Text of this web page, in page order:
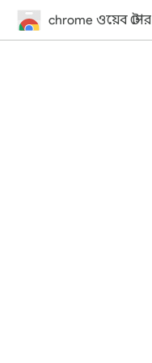
chrome ওয়েব স্টোর